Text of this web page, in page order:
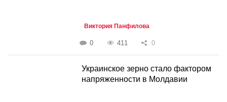
Виктория Панфилова
0 411 0
Украинское зерно стало фактором
напряженности в Молдавии